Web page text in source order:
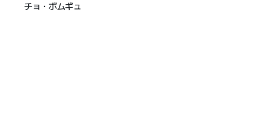
チョ・ボムギュ